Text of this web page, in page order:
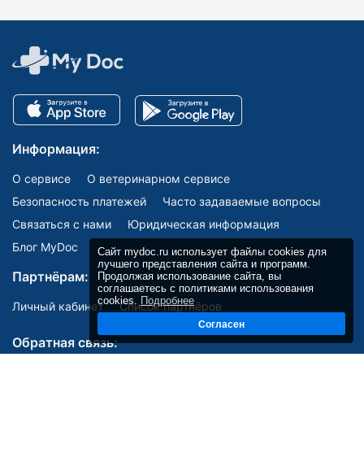
Сайт mydoc.ru использует файлы cookies для
лучшего представления сайта и программ.
Продолжая использование сайта, вы
соглашаетесь с политиками использования
cookies. Подробнее
Согласен
Информация:
О сервисе
О ветеринарном сервисе
Безопасность платежей
Часто задаваемые вопросы
Связаться с нами
Юридическая информация
Блог MyDoc
Партнёрам:
Личный кабинет Список партнёров
Обратная связь: